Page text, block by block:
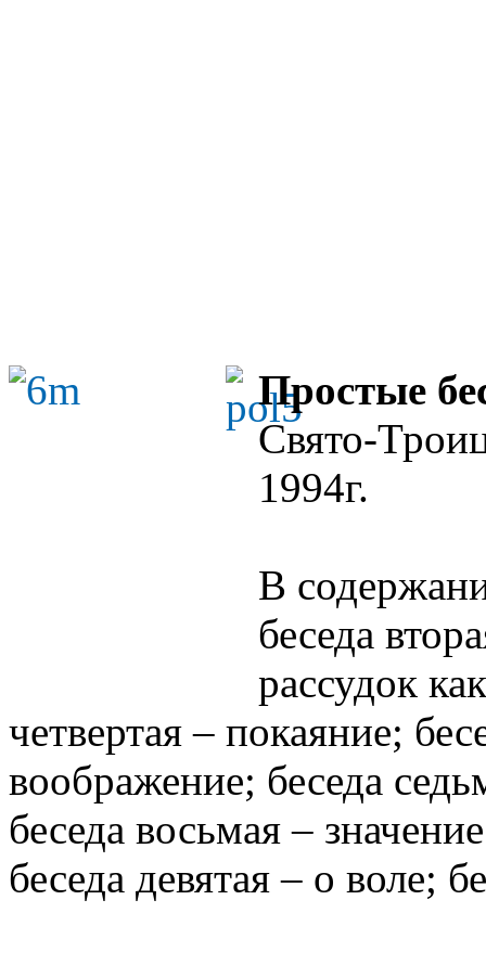
Простые
Свято-
1994г.
В
беседа
рассудок
четвертая – покаяние;
воображение; беседа
беседа восьмая –
беседа девятая – о воле;